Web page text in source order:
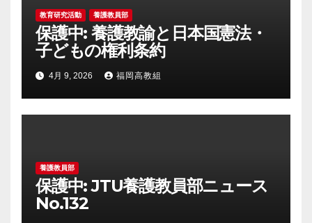
教育研究活動 養護教員部
保護中: 養護教諭と日本国憲法・
子どもの権利条約
4月 9, 2026 福岡高教組
養護教員部
保護中: JTU養護教員部ニュース
No.132